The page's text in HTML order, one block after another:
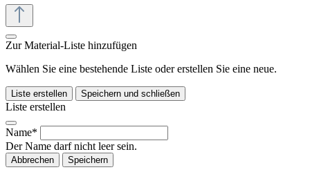
Zur Material-Liste hinzufügen
Wählen Sie eine bestehende Liste oder erstellen Sie eine neue.
Liste erstellen Speichern und schließen
Liste erstellen
Name*
Der Name darf nicht leer sein.
Abbrechen Speichern